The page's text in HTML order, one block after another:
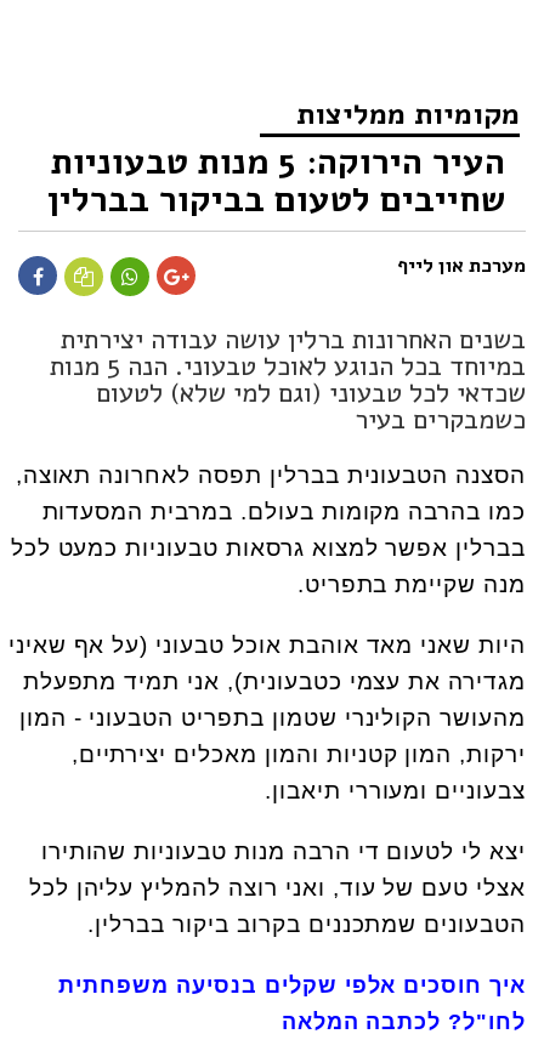
מקומיות ממליצות
העיר הירוקה: 5 מנות טבעוניות
שחייבים לטעום בביקור בברלין
מערכת און לייף
בשנים האחרונות ברלין עושה עבודה יצירתית
במיוחד בכל הנוגע לאוכל טבעוני. הנה 5 מנות
שכדאי לכל טבעוני (וגם למי שלא) לטעום
כשמבקרים בעיר
הסצנה הטבעונית בברלין תפסה לאחרונה תאוצה,
כמו בהרבה מקומות בעולם. במרבית המסעדות
בברלין אפשר למצוא גרסאות טבעוניות כמעט לכל
מנה שקיימת בתפריט.
היות שאני מאד אוהבת אוכל טבעוני (על אף שאיני
מגדירה את עצמי כטבעונית), אני תמיד מתפעלת
מהעושר הקולינרי שטמון בתפריט הטבעוני - המון
ירקות, המון קטניות והמון מאכלים יצירתיים,
צבעוניים ומעוררי תיאבון.
יצא לי לטעום די הרבה מנות טבעוניות שהותירו
אצלי טעם של עוד, ואני רוצה להמליץ עליהן לכל
הטבעונים שמתכננים בקרוב ביקור בברלין.
איך חוסכים אלפי שקלים בנסיעה משפחתית
לחו"ל? לכתבה המלאה